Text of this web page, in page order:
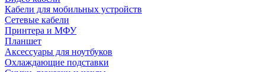
Кабели для мобильных устройств
Сетевые кабели
Принтера и МФУ
Планшет
Аксессуары для ноутбуков
Охлаждающие подставки